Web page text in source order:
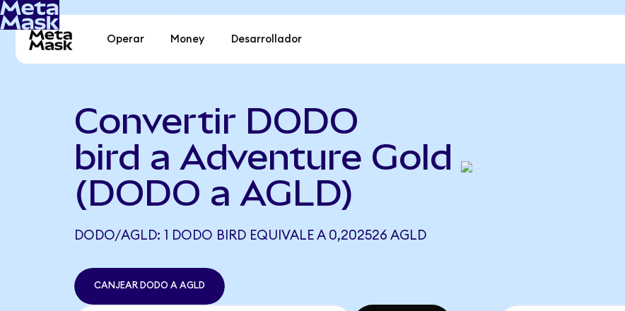
Operar Money Desarrollador
Convertir DODO
bird a Adventure Gold
(DODO a AGLD)
DODO/AGLD: 1 DODO BIRD EQUIVALE A 0,202526 AGLD
CANJEAR DODO A AGLD